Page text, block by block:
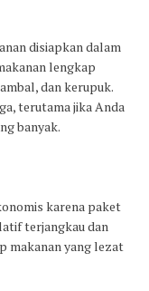
disiapkan dalam
lengkap
dan kerupuk.
terutama jika Anda
banyak.
karena paket
terjangkau dan
makanan yang lezat